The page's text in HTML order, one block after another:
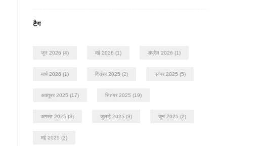
टैग
जून 2026 (4) मई 2026 (1) अप्रैल 2026 (1)
मार्च 2026 (1) दिसंबर 2025 (2) नवंबर 2025 (5)
अक्तूबर 2025 (17) सितंबर 2025 (19)
अगस्त 2025 (3) जुलाई 2025 (3) जून 2025 (2)
मई 2025 (3)